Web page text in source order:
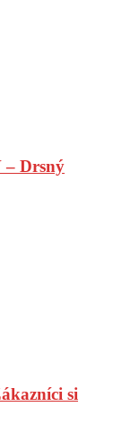
– Drsný
si